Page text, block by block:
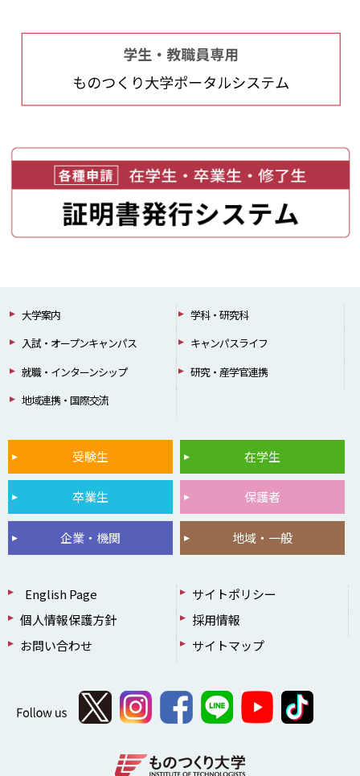
大学案内
学科・研究科
入試・オープンキャンパス
キャンパスライフ
就職・インターンシップ
研究・産学官連携
地域連携・国際交流
受験生 在学生
卒業生 保護者
企業・機関 地域・一般
English Page
サイトポリシー
個人情報保護方針
採用情報
お問い合わせ
サイトマップ